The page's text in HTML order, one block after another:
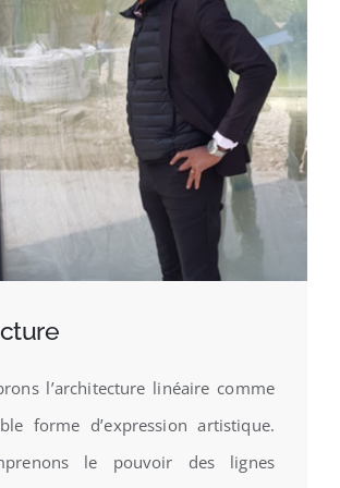
l’architecture linéaire comme
forme d’expression artistique.
le pouvoir des lignes